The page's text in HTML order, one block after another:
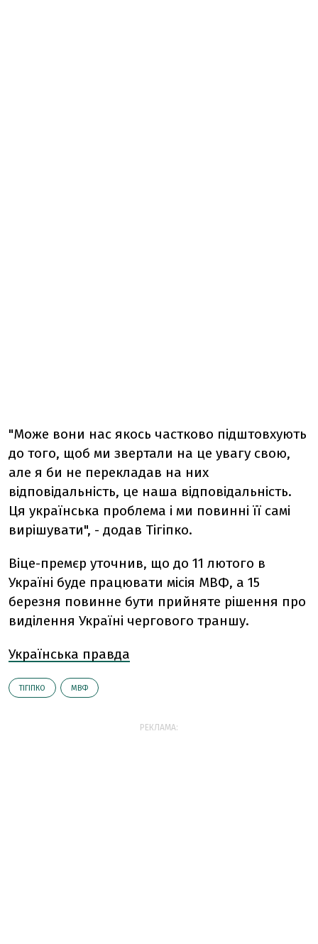
"Може вони нас якось частково підштовхують
до того, щоб ми звертали на це увагу свою,
але я би не перекладав на них
відповідальність, це наша відповідальність.
Ця українська проблема і ми повинні її самі
вирішувати", - додав Тігіпко.
Віце-премєр уточнив, що до 11 лютого в
Україні буде працювати місія МВФ, а 15
березня повинне бути прийняте рішення про
виділення Україні чергового траншу.
Українська правда
ТІГІПКО МВФ
РЕКЛАМА: